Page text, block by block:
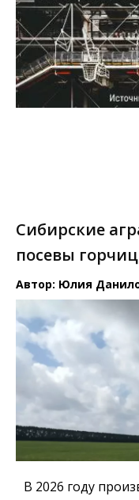
Сибирские
посевы
Автор: Юлия
В 2026 году